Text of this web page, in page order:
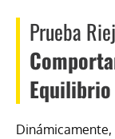
Prueba
Dinámicamente,